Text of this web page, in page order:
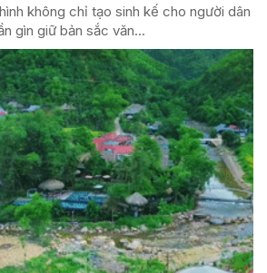
không chỉ tạo sinh kế cho người dân
gìn giữ bản sắc văn...